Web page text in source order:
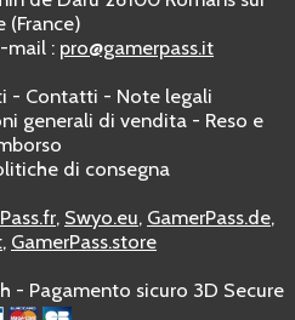
(France)
mail : pro@gamerpass.it
- Contatti - Note legali
generali di vendita - Reso e
di consegna
, Swyo.eu, GamerPass.de,
, GamerPass.store
- Pagamento sicuro 3D Secure